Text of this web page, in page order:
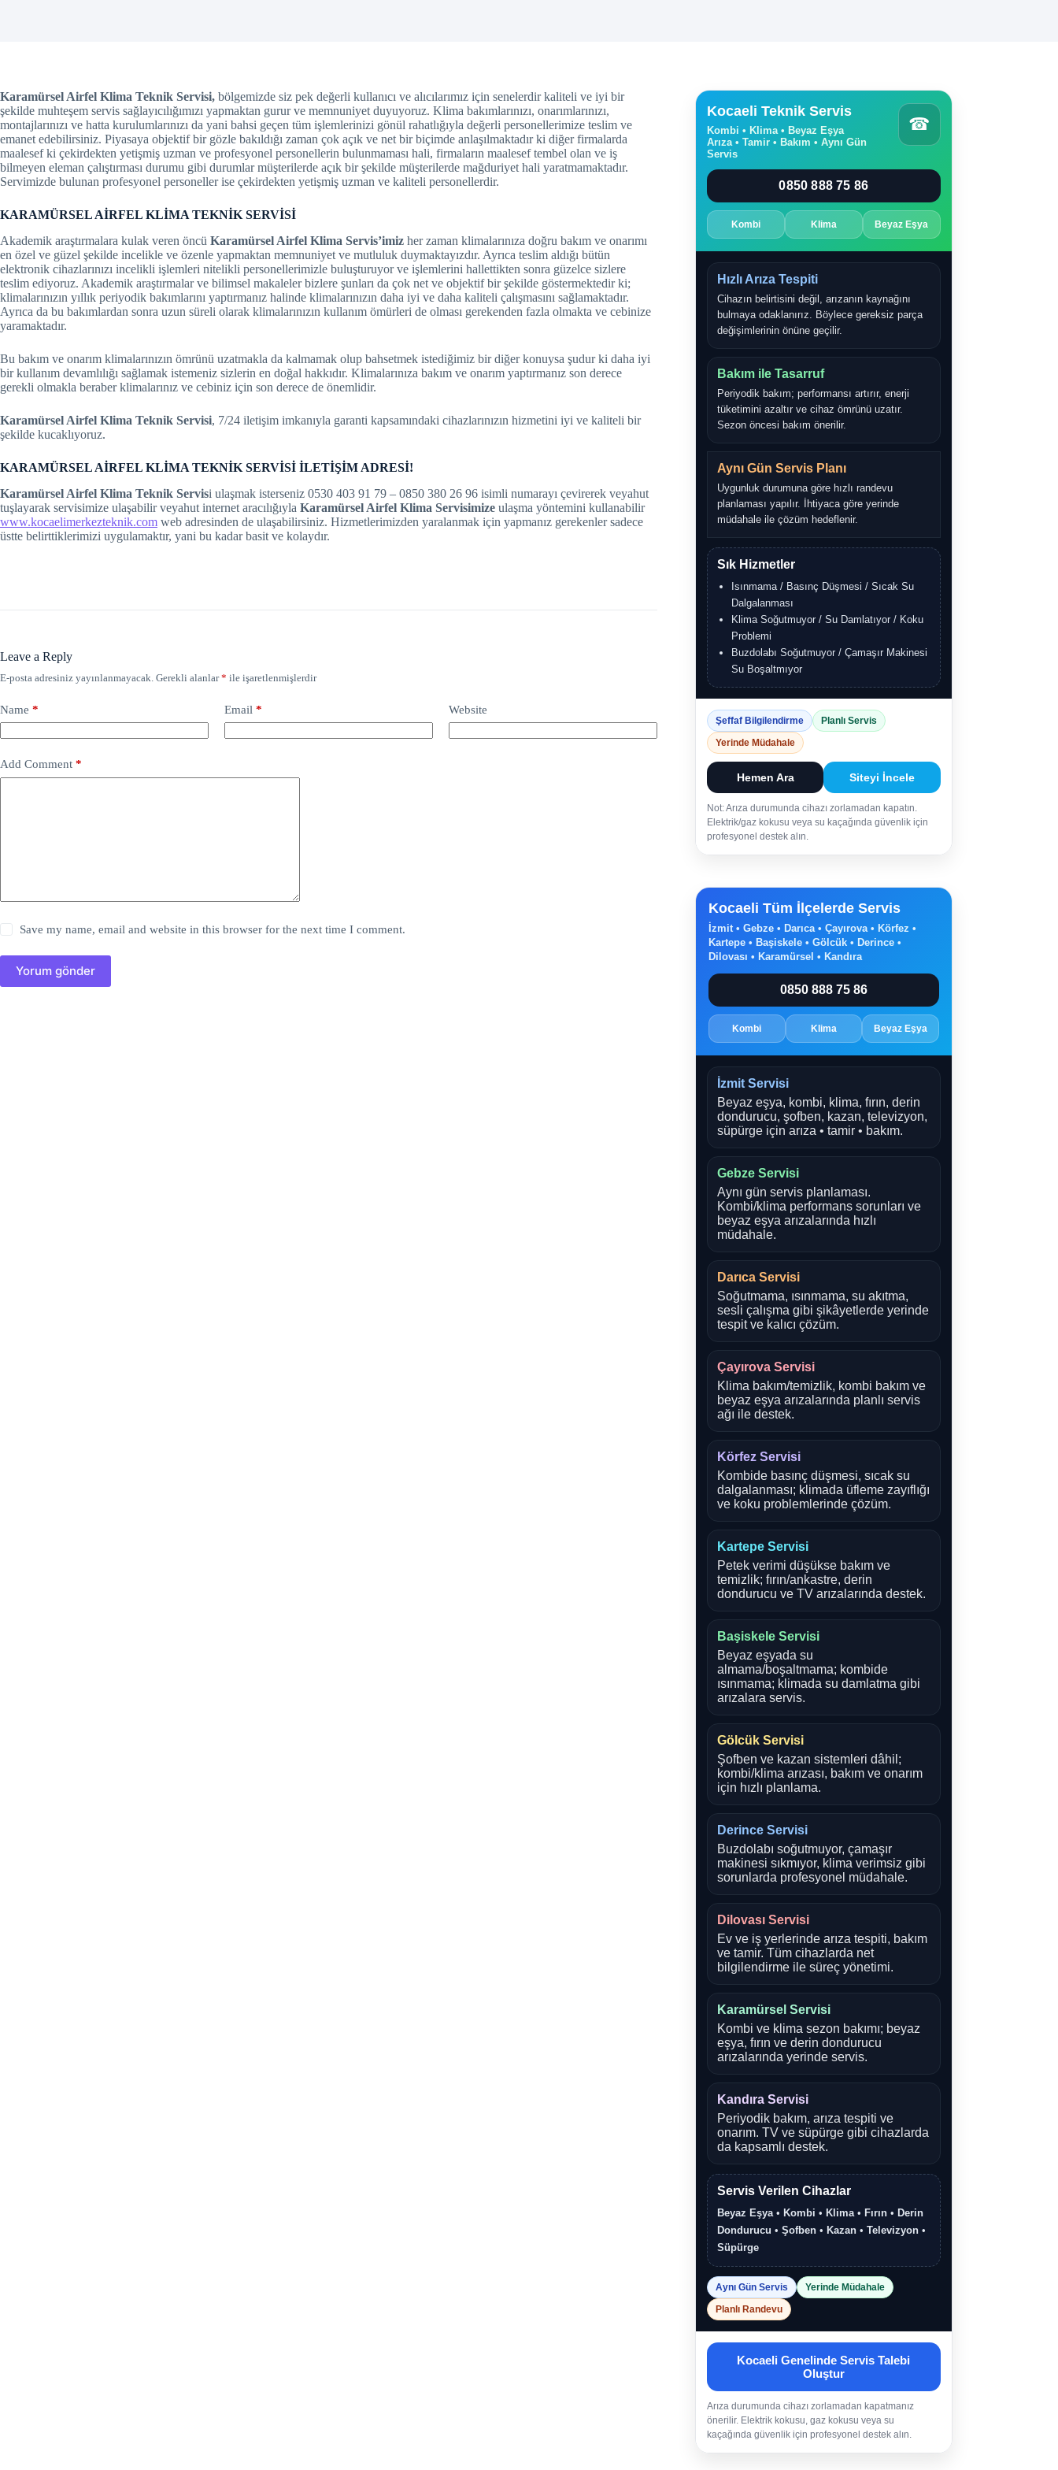
al
Karamürsel Airfel Klima Teknik Servisi, bölgemizde siz pek değerli kullanıcı ve alıcılarımız için senelerdir kaliteli ve iyi bir
şekilde muhteşem servis sağlayıcılığımızı yapmaktan gurur ve memnuniyet duyuyoruz. Klima bakımlarınızı, onarımlarınızı,
montajlarınızı ve hatta kurulumlarınızı da yani bahsi geçen tüm işlemlerinizi gönül rahatlığıyla değerli personellerimize teslim ve
emanet edebilirsiniz. Piyasaya objektif bir gözle bakıldığı zaman çok açık ve net bir biçimde anlaşılmaktadır ki diğer firmalarda
maalesef ki çekirdekten yetişmiş uzman ve profesyonel personellerin bulunmaması hali, firmaların maalesef tembel olan ve iş
bilmeyen eleman çalıştırması durumu gibi durumlar müşterilerde açık bir şekilde müşterilerde mağduriyet hali yaratmamaktadır.
Servimizde bulunan profesyonel personeller ise çekirdekten yetişmiş uzman ve kaliteli personellerdir.
KARAMÜRSEL AİRFEL KLİMA TEKNİK SERVİSİ
Akademik araştırmalara kulak veren öncü Karamürsel Airfel Klima Servis’imiz her zaman klimalarınıza doğru bakım ve onarımı
en özel ve güzel şekilde incelikle ve özenle yapmaktan memnuniyet ve mutluluk duymaktayızdır. Ayrıca teslim aldığı bütün
elektronik cihazlarınızı incelikli işlemleri nitelikli personellerimizle buluşturuyor ve işlemlerini hallettikten sonra güzelce sizlere
teslim ediyoruz. Akademik araştırmalar ve bilimsel makaleler bizlere şunları da çok net ve objektif bir şekilde göstermektedir ki;
klimalarınızın yıllık periyodik bakımlarını yaptırmanız halinde klimalarınızın daha iyi ve daha kaliteli çalışmasını sağlamaktadır.
Ayrıca da bu bakımlardan sonra uzun süreli olarak klimalarınızın kullanım ömürleri de olması gerekenden fazla olmakta ve cebinize
yaramaktadır.
Bu bakım ve onarım klimalarınızın ömrünü uzatmakla da kalmamak olup bahsetmek istediğimiz bir diğer konuysa şudur ki daha iyi
bir kullanım devamlılığı sağlamak istemeniz sizlerin en doğal hakkıdır. Klimalarınıza bakım ve onarım yaptırmanız son derece
gerekli olmakla beraber klimalarınız ve cebiniz için son derece de önemlidir.
Karamürsel Airfel Klima Teknik Servisi, 7/24 iletişim imkanıyla garanti kapsamındaki cihazlarınızın hizmetini iyi ve kaliteli bir
şekilde kucaklıyoruz.
KARAMÜRSEL AİRFEL KLİMA TEKNİK SERVİSİ İLETİŞİM ADRESİ!
Karamürsel Airfel Klima Teknik Servisi ulaşmak isterseniz 0530 403 91 79 – 0850 380 26 96 isimli numarayı çevirerek veyahut
tuşlayarak servisimize ulaşabilir veyahut internet aracılığıyla Karamürsel Airfel Klima Servisimize ulaşma yöntemini kullanabilir
www.kocaelimerkezteknik.com web adresinden de ulaşabilirsiniz. Hizmetlerimizden yaralanmak için yapmanız gerekenler sadece
üstte belirttiklerimizi uygulamaktır, yani bu kadar basit ve kolaydır.
Leave a Reply
E-posta adresiniz yayınlanmayacak. Gerekli alanlar* ile işaretlenmişlerdir
Name * Email * Website
Add Comment *
Save my name, email and website in this browser for the next time I comment.
Yorum gönder
Kocaeli Teknik Servis
Kombi • Klima • Beyaz Eşya
Arıza • Tamir • Bakım • Aynı Gün
Servis
☎
0850 888 75 86
Kombi Klima Beyaz Eşya
Hızlı Arıza Tespiti
Cihazın belirtisini değil, arızanın kaynağını
bulmaya odaklanırız. Böylece gereksiz parça
değişimlerinin önüne geçilir.
Bakım ile Tasarruf
Periyodik bakım; performansı artırır, enerji
tüketimini azaltır ve cihaz ömrünü uzatır.
Sezon öncesi bakım önerilir.
Aynı Gün Servis Planı
Uygunluk durumuna göre hızlı randevu
planlaması yapılır. İhtiyaca göre yerinde
müdahale ile çözüm hedeflenir.
Sık Hizmetler
Isınmama / Basınç Düşmesi / Sıcak Su
Dalgalanması
Klima Soğutmuyor / Su Damlatıyor / Koku
Problemi
Buzdolabı Soğutmuyor / Çamaşır Makinesi
Su Boşaltmıyor
Şeffaf Bilgilendirme
Planlı Servis
Yerinde Müdahale
Hemen Ara Siteyi İncele
Not: Arıza durumunda cihazı zorlamadan kapatın.
Elektrik/gaz kokusu veya su kaçağında güvenlik için
profesyonel destek alın.
Kocaeli Tüm İlçelerde Servis
İzmit • Gebze • Darıca • Çayırova • Körfez •
Kartepe • Başiskele • Gölcük • Derince •
Dilovası • Karamürsel • Kandıra
0850 888 75 86
Kombi Klima Beyaz Eşya
İzmit Servisi
Beyaz eşya, kombi, klima, fırın, derin
dondurucu, şofben, kazan, televizyon,
süpürge için arıza • tamir • bakım.
Gebze Servisi
Aynı gün servis planlaması.
Kombi/klima performans sorunları ve
beyaz eşya arızalarında hızlı
müdahale.
Darıca Servisi
Soğutmama, ısınmama, su akıtma,
sesli çalışma gibi şikâyetlerde yerinde
tespit ve kalıcı çözüm.
Çayırova Servisi
Klima bakım/temizlik, kombi bakım ve
beyaz eşya arızalarında planlı servis
ağı ile destek.
Körfez Servisi
Kombide basınç düşmesi, sıcak su
dalgalanması; klimada üfleme zayıflığı
ve koku problemlerinde çözüm.
Kartepe Servisi
Petek verimi düşükse bakım ve
temizlik; fırın/ankastre, derin
dondurucu ve TV arızalarında destek.
Başiskele Servisi
Beyaz eşyada su
almama/boşaltmama; kombide
ısınmama; klimada su damlatma gibi
arızalara servis.
Gölcük Servisi
Şofben ve kazan sistemleri dâhil;
kombi/klima arızası, bakım ve onarım
için hızlı planlama.
Derince Servisi
Buzdolabı soğutmuyor, çamaşır
makinesi sıkmıyor, klima verimsiz gibi
sorunlarda profesyonel müdahale.
Dilovası Servisi
Ev ve iş yerlerinde arıza tespiti, bakım
ve tamir. Tüm cihazlarda net
bilgilendirme ile süreç yönetimi.
Karamürsel Servisi
Kombi ve klima sezon bakımı; beyaz
eşya, fırın ve derin dondurucu
arızalarında yerinde servis.
Kandıra Servisi
Periyodik bakım, arıza tespiti ve
onarım. TV ve süpürge gibi cihazlarda
da kapsamlı destek.
Servis Verilen Cihazlar
Beyaz Eşya• Kombi • Klima• Fırın • Derin
Dondurucu •Şofben • Kazan •Televizyon •
Süpürge
Aynı Gün Servis
Yerinde Müdahale
Planlı Randevu
Kocaeli Genelinde Servis Talebi
Oluştur
Arıza durumunda cihazı zorlamadan kapatmanız
önerilir. Elektrik kokusu, gaz kokusu veya su
kaçağında güvenlik için profesyonel destek alın.